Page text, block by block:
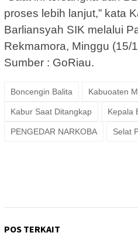
proses lebih lanjut,” kata
Barliansyah SIK melalui
Rekmamora, Minggu (15/
Sumber : GoRiau.
Boncengin Balita Kabuoaten
Kabur Saat Ditangkap Kepala
PENGEDAR NARKOBA Selat
POS TERKAIT